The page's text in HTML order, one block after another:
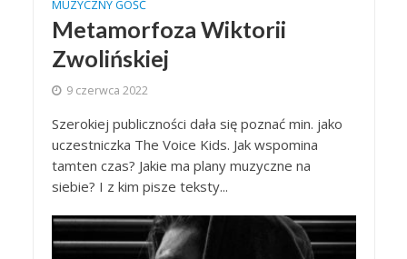
MUZYCZNY GOŚĆ
Metamorfoza Wiktorii
Zwolińskiej
9 czerwca 2022
Szerokiej publiczności dała się poznać min. jako
uczestniczka The Voice Kids. Jak wspomina
tamten czas? Jakie ma plany muzyczne na
siebie? I z kim pisze teksty...